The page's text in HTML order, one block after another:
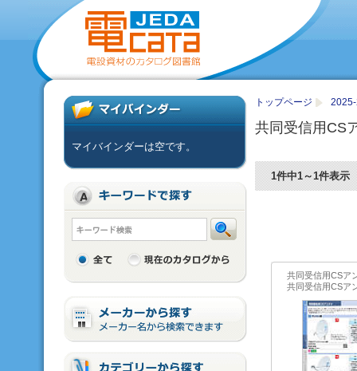
トップページ
共同受信用CS
1件中1～1件表示
共同受信用CSア
共同受信用CSア
マイバインダーは空です。